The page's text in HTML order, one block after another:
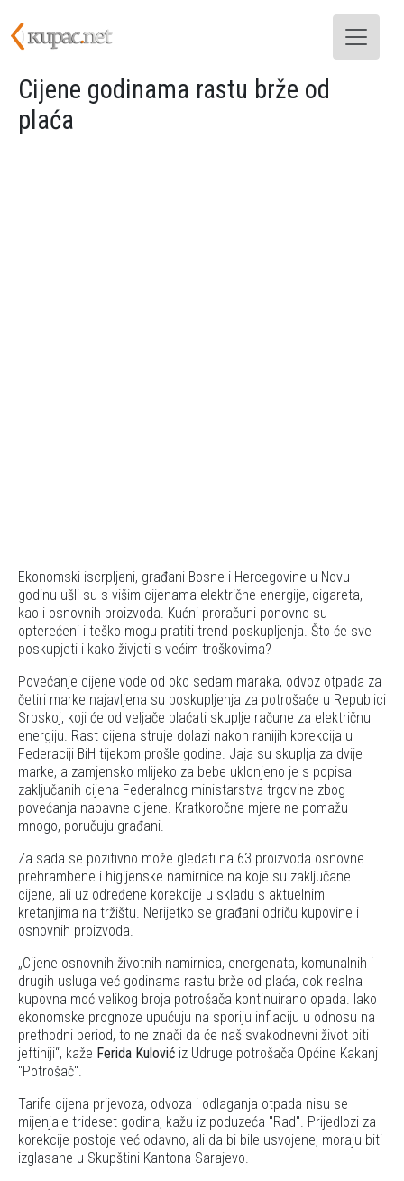
Cijene godinama rastu brže od
plaća
Ekonomski iscrpljeni, građani Bosne i Hercegovine u Novu
godinu ušli su s višim cijenama električne energije, cigareta,
kao i osnovnih proizvoda. Kućni proračuni ponovno su
opterećeni i teško mogu pratiti trend poskupljenja. Što će sve
poskupjeti i kako živjeti s većim troškovima?
Povećanje cijene vode od oko sedam maraka, odvoz otpada za
četiri marke najavljena su poskupljenja za potrošače u Republici
Srpskoj, koji će od veljače plaćati skuplje račune za električnu
energiju. Rast cijena struje dolazi nakon ranijih korekcija u
Federaciji BiH tijekom prošle godine. Jaja su skuplja za dvije
marke, a zamjensko mlijeko za bebe uklonjeno je s popisa
zaključanih cijena Federalnog ministarstva trgovine zbog
povećanja nabavne cijene. Kratkoročne mjere ne pomažu
mnogo, poručuju građani.
Za sada se pozitivno može gledati na 63 proizvoda osnovne
prehrambene i higijenske namirnice na koje su zaključane
cijene, ali uz određene korekcije u skladu s aktuelnim
kretanjima na tržištu. Nerijetko se građani odriču kupovine i
osnovnih proizvoda.
Cijene osnovnih životnih namirnica, energenata, komunalnih i
drugih usluga već godinama rastu brže od plaća, dok realna
kupovna moć velikog broja potrošača kontinuirano opada. Iako
ekonomske prognoze upućuju na sporiju inflaciju u odnosu na
prethodni period, to ne znači da će naš svakodnevni život biti
jeftiniji , kaže Ferida Kulović iz Udruge potrošača Općine Kakanj
"Potrošač".
Tarife cijena prijevoza, odvoza i odlaganja otpada nisu se
mijenjale trideset godina, kažu iz poduzeća "Rad". Prijedlozi za
korekcije postoje već odavno, ali da bi bile usvojene, moraju biti
izglasane u Skupštini Kantona Sarajevo.